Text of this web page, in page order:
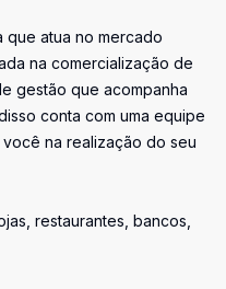
que atua no mercado
na comercialização de
gestão que acompanha
conta com uma equipe
na realização do seu
restaurantes, bancos,